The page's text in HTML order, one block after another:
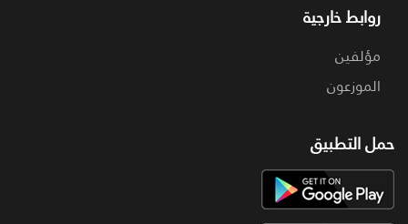
روابط خارجية
مؤلفين
الموزعون
حمل التطبيق